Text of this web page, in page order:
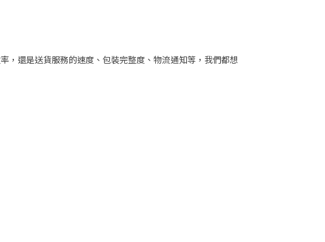
，還是送貨服務的速度、包裝完整度、物流通知等，我們都想